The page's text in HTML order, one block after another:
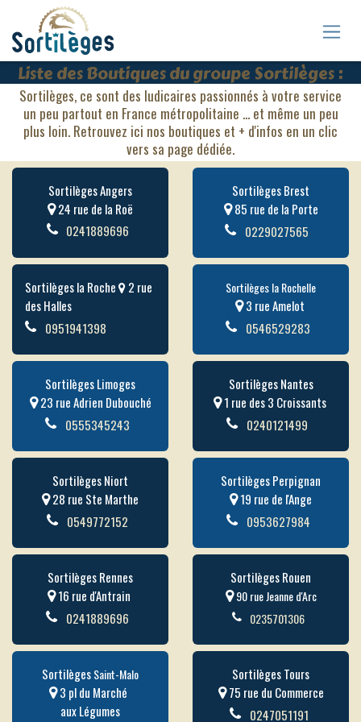
Se rendre au contenu
Liste des Boutiques du groupe Sortilèges :
Sortilèges, ce sont des ludicaires passionnés à votre service
un peu partout en France métropolitaine ... et même un peu
plus loin. Retrouvez ici nos boutiques et + d'infos en un clic
vers sa page dédiée.
Sortilèges Angers
24 rue de la Roë
0241889696
Sortilèges Brest
85 rue de la Porte
0229027565
Sortilèges la Roche
2 rue
des Halles
0951941398
Sortilèges la Rochelle
3 rue Amelot
0546529283
Sortilèges Limoges
23 rue Adrien Dubouché
0555345243
Sortilèges Nantes
1 rue des 3 Croissants
0240121499
Sortilèges Niort
28 rue Ste Marthe
0549772152
Sortilèges Perpignan
19 rue de l'Ange
0953627984
Sortilèges Rennes
16 rue d'Antrain
0241889696
Sortilèges Rouen
90 rue Jeanne d'Arc
0235701306
SortilègesSaint-Malo
3 pl du Marché
aux Légumes
Sortilèges Tours
75 rue du Commerce
0247051191